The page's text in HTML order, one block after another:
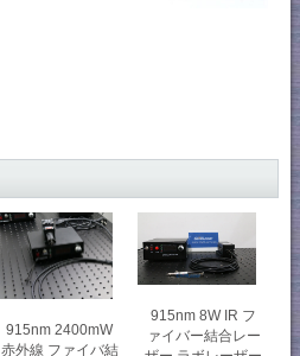
915nm 2400mW
赤外線 ファイバ結
915nm 8W IR フ
ァイバー結合レー